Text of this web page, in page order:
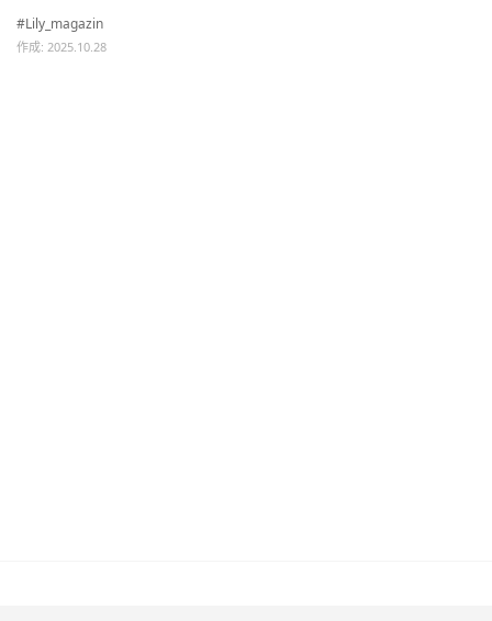
#Lily_magazin
作成: 2025.10.28